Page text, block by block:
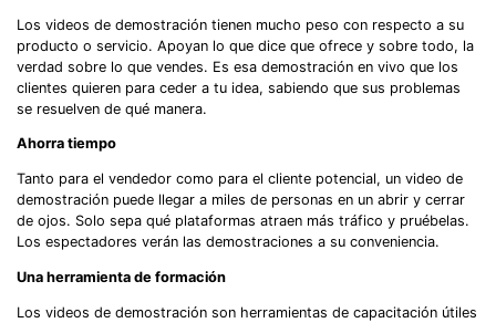
Los videos de demostración tienen mucho peso con respecto a su
producto o servicio. Apoyan lo que dice que ofrece y sobre todo, la
verdad sobre lo que vendes. Es esa demostración en vivo que los
clientes quieren para ceder a tu idea, sabiendo que sus problemas
se resuelven de qué manera.
Ahorra tiempo
Tanto para el vendedor como para el cliente potencial, un video de
demostración puede llegar a miles de personas en un abrir y cerrar
de ojos. Solo sepa qué plataformas atraen más tráfico y pruébelas.
Los espectadores verán las demostraciones a su conveniencia.
Una herramienta de formación
Los videos de demostración son herramientas de capacitación útiles